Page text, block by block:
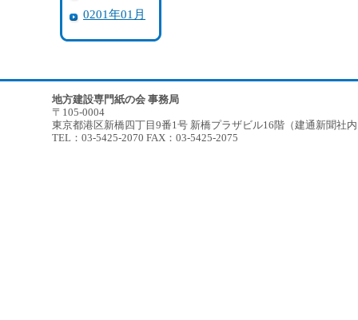
0201年01月
地方建設専門紙の会 事務局
〒105-0004
東京都港区新橋四丁目9番1号 新橋プラザビル16階（建通新聞社
TEL：03-5425-2070 FAX：03-5425-2075